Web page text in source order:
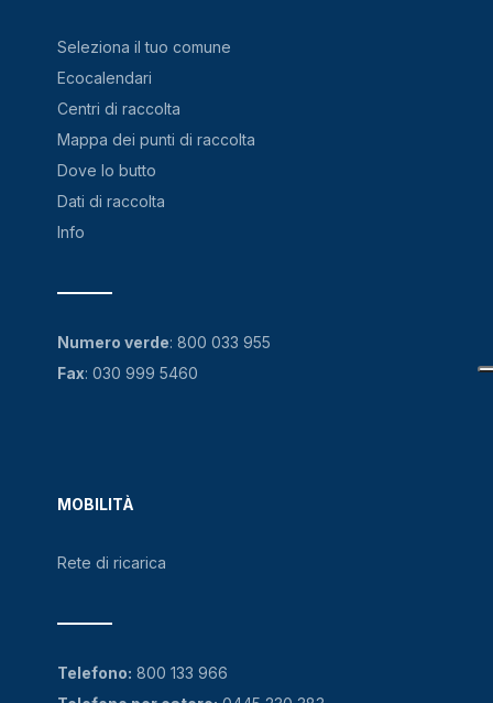
Seleziona il tuo comune
Ecocalendari
Centri di raccolta
Mappa dei punti di raccolta
Dove lo butto
Dati di raccolta
Info
MOBILITÀ
Rete di ricarica
Numero verde: 800 033 955
Fax: 030 999 5460
Telefono: 800 133 966